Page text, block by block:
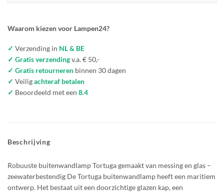
Waarom kiezen voor Lampen24?
✓ Verzending in NL & BE
✓ Gratis verzendingv.a. € 50,-
✓ Gratis retourneren binnen 30 dagen
✓ Veiligachteraf betalen
✓ Beoordeeld met een 8.4
Beschrijving
Robuuste buitenwandlamp Tortuga gemaakt van messing en glas –
zeewaterbestendig De Tortuga buitenwandlamp heeft een maritiem
ontwerp. Het bestaat uit een doorzichtige glazen kap, een